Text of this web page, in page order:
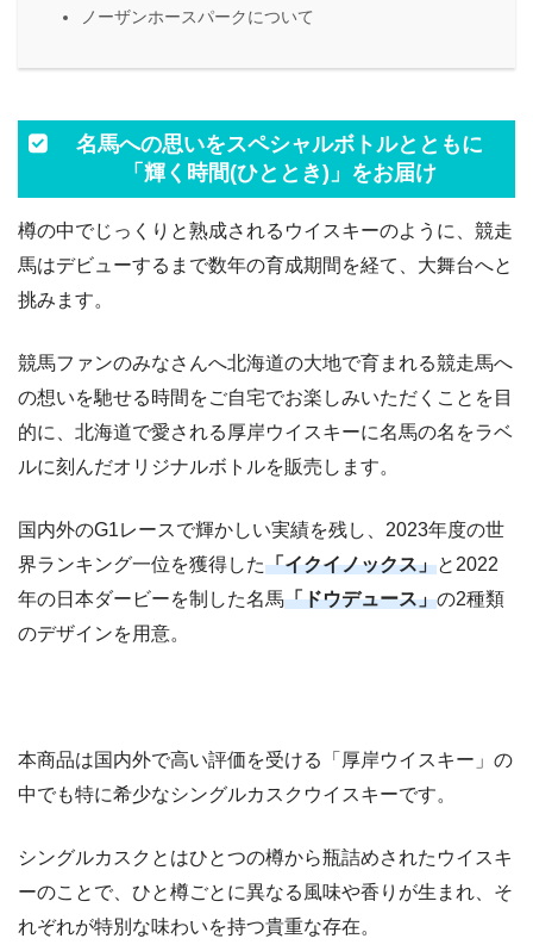
ノーザンホースパークについて
名馬への思いをスペシャルボトルとともに
「輝く時間(ひととき)」をお届け
樽の中でじっくりと熟成されるウイスキーのように、競走
馬はデビューするまで数年の育成期間を経て、大舞台へと
挑みます。
競馬ファンのみなさんへ北海道の大地で育まれる競走馬へ
の想いを馳せる時間をご自宅でお楽しみいただくことを目
的に、北海道で愛される厚岸ウイスキーに名馬の名をラベ
ルに刻んだオリジナルボトルを販売します。
国内外のG1レースで輝かしい実績を残し、2023年度の世
界ランキング一位を獲得した「イクイノックス」と2022
年の日本ダービーを制した名馬「ドウデュース」の2種類
のデザインを用意。
本商品は国内外で高い評価を受ける「厚岸ウイスキー」の
中でも特に希少なシングルカスクウイスキーです。
シングルカスクとはひとつの樽から瓶詰めされたウイスキ
ーのことで、ひと樽ごとに異なる風味や香りが生まれ、そ
れぞれが特別な味わいを持つ貴重な存在。